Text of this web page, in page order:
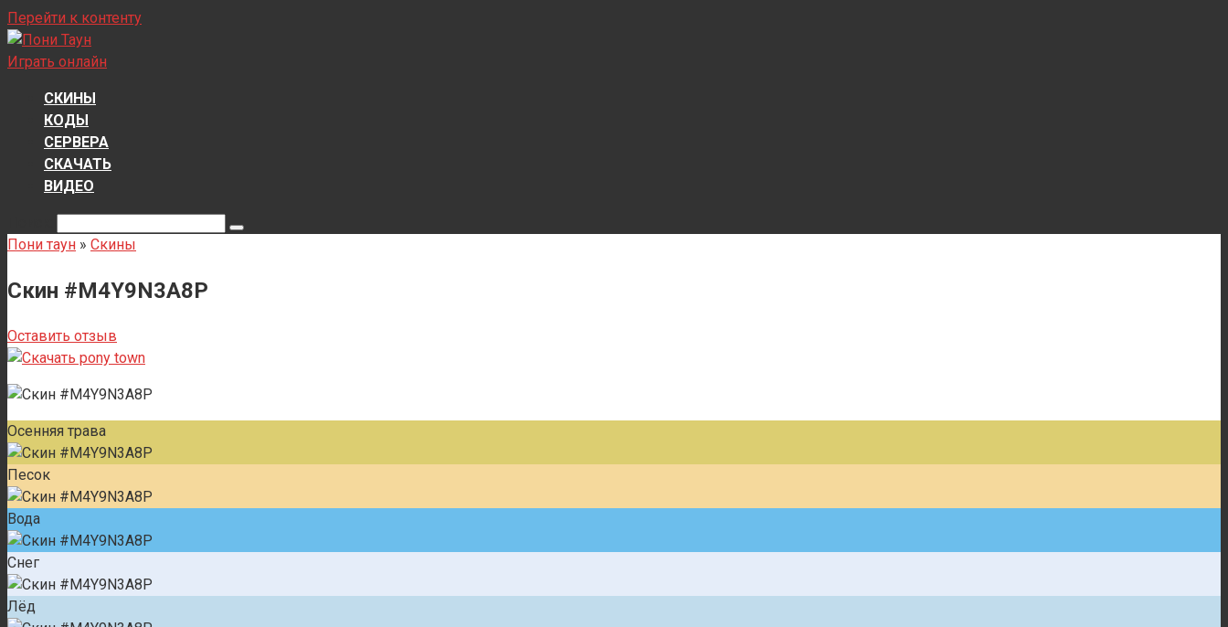
Перейти к контенту
Играть онлайн
СКИНЫ
КОДЫ
СЕРВЕРА
СКАЧАТЬ
ВИДЕО
Пони таун » Скины
Скин #M4Y9N3A8P
Оставить отзыв
Осенняя трава
Песок
Вода
Снег
Лёд